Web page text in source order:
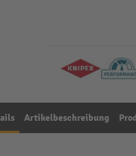
Artikelbeschreibung